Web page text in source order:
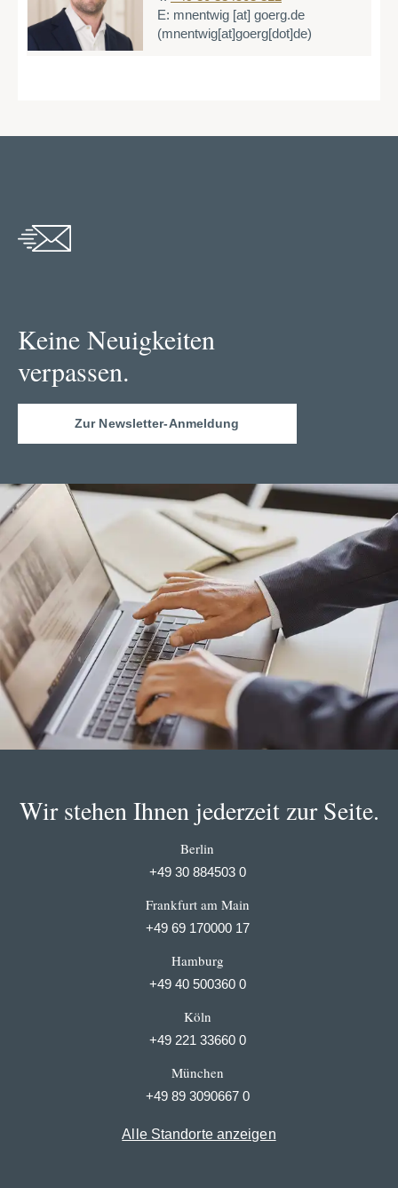
E: mnentwig [at] goerg.de
(mnentwig[at]goerg[dot]de)
Keine Neuigkeiten
verpassen.
Zur Newsletter-Anmeldung
Wir stehen Ihnen jederzeit zur Seite.
Berlin
+49 30 884503 0
Frankfurt am Main
+49 69 170000 17
Hamburg
+49 40 500360 0
Köln
+49 221 33660 0
München
+49 89 3090667 0
Alle Standorte anzeigen